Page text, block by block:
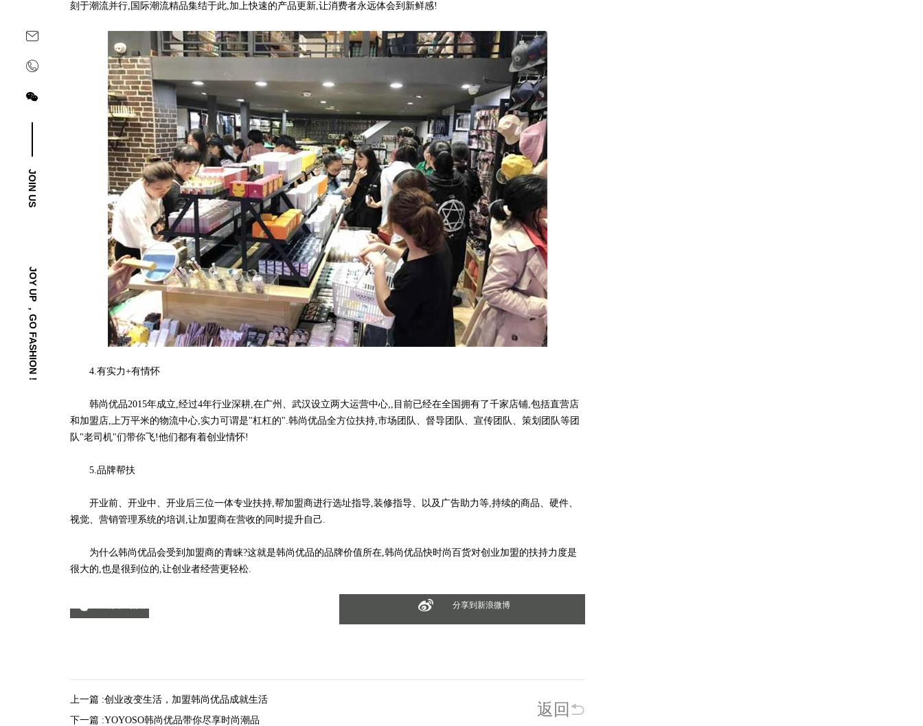
关注yoyoso抖音号
JOIN US
JOY UP ，GO FASHION！
刻于潮流并行,国际潮流精品集结于此,加上快速的产品更新,让消费者永远体会到新鲜感!
4.有实力+有情怀
韩尚优品2015年成立,经过4年行业深耕,在广州、武汉设立两大运营中心,,目前已经在全国拥有了千家店铺,包括直营店
和加盟店,上万平米的物流中心,实力可谓是"杠杠的".韩尚优品全方位扶持,市场团队、督导团队、宣传团队、策划团队等团
队"老司机"们带你飞!他们都有着创业情怀!
5.品牌帮扶
开业前、开业中、开业后三位一体专业扶持,帮加盟商进行选址指导,装修指导、以及广告助力等,持续的商品、硬件、
视觉、营销管理系统的培训,让加盟商在营收的同时提升自己.
为什么韩尚优品会受到加盟商的青睐?这就是韩尚优品的品牌价值所在,韩尚优品快时尚百货对创业加盟的扶持力度是
很大的,也是很到位的,让创业者经营更轻松.
分享到新浪微博
上一篇 :创业改变生活，加盟韩尚优品成就生活
下一篇 :YOYOSO韩尚优品带你尽享时尚潮品
返回